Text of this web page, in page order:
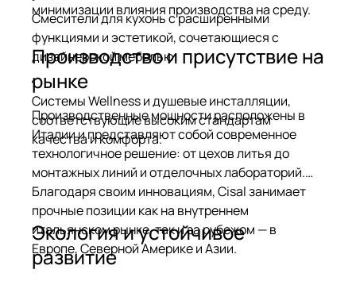
минимизации влияния производства на среду.
Смесители для кухонь с расширенными
функциями и эстетикой, сочетающиеся с
дизайнерской мебелью.
Системы Wellness и душевые инсталляции,
соответствующие высоким стандартам
качества и комфорта.
Производство и присутствие на
рынке
Производственные мощности расположены в
Италии и представляют собой современное
технологичное решение: от цехов литья до
монтажных линий и отделочных лабораторий.
Благодаря своим инновациям, Cisal занимает
прочные позиции как на внутреннем
итальянском рынке, так и за рубежом — в
Европе, Северной Америке и Азии.
Экология и устойчивое
развитие